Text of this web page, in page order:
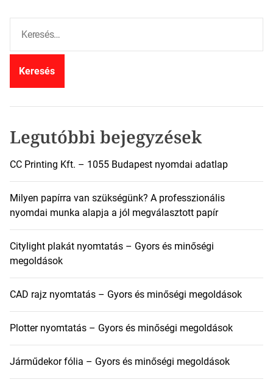
r
Legutóbbi bejegyzések
CC Printing Kft. – 1055 Budapest nyomdai adatlap
Milyen papírra van szükségünk? A professzionális
nyomdai munka alapja a jól megválasztott papír
Citylight plakát nyomtatás – Gyors és minőségi
megoldások
CAD rajz nyomtatás – Gyors és minőségi megoldások
Plotter nyomtatás – Gyors és minőségi megoldások
Járműdekor fólia – Gyors és minőségi megoldások